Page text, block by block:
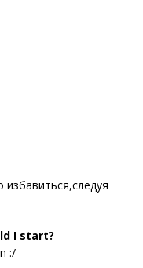
I start?
:/